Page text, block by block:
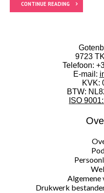
CONTINUE READING
9723
Telefoon:
E-mail:
KVK:
BTW:
ISO
Algemene
Drukwerk